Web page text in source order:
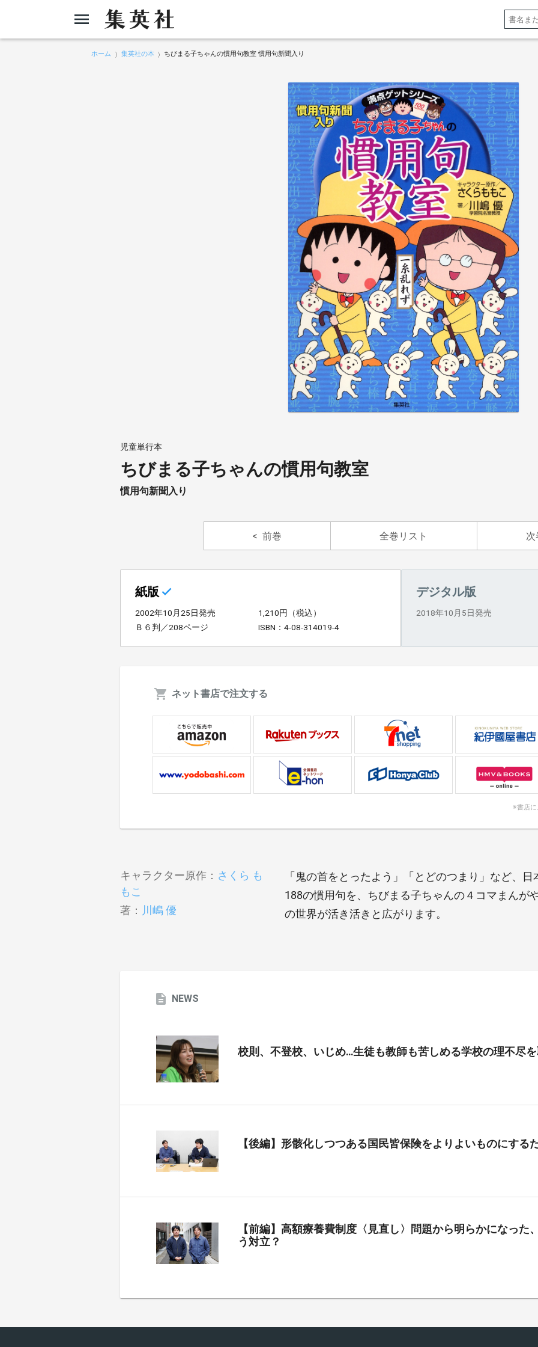
ホーム 集英社の本 ちびまる子ちゃんの慣用句教室 慣用句新聞入り
児童単行本
ちびまる子ちゃんの慣用句教室
慣用句新聞入り
前巻 全巻リスト 次
紙版
2002年10月25日発売
1,210円（税込）
Ｂ６判／208ページ
ISBN：4-08-314019-4
デジタル版
2018年10月5日発売
ネット書店で注文する
※書店に
キャラクター原作： さくら も
もこ
著： 川嶋 優
「鬼の首をとったよう」「とどのつまり」など、
188の慣用句を、ちびまる子ちゃんの４コマまんが
の世界が活き活きと広がります。
NEWS
校則、不登校、いじめ…生徒も教師も苦しめる学校の理不尽
【後編】形骸化しつつある国民皆保険をよりよいものにする
【前編】高額療養費制度〈見直し〉問題から明らかになった
う対立？